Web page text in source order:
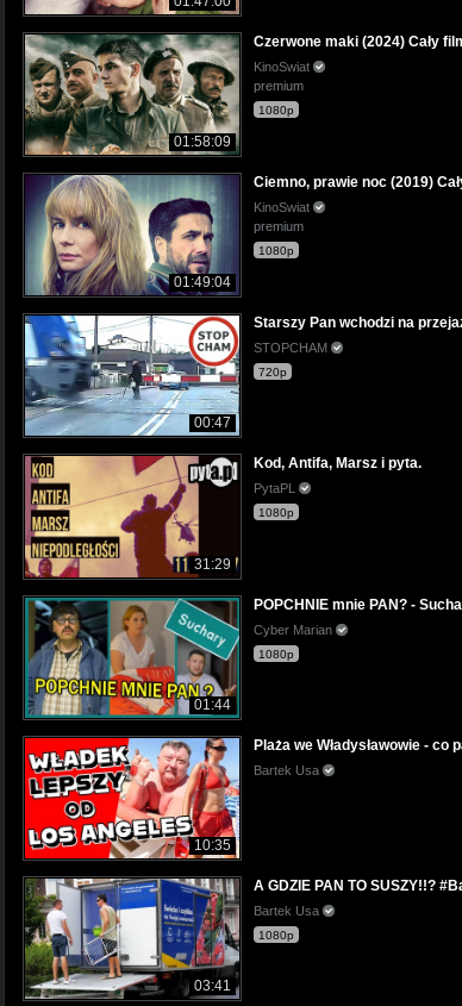
01:58:09
Czerwone maki (2024) Cały
KinoSwiat
premium
1080p
01:49:04
Ciemno, prawie noc (2019)
KinoSwiat
premium
1080p
00:47
Starszy Pan wchodzi na
STOPCHAM
720p
31:29
Kod, Antifa, Marsz i pyta.
PytaPL
1080p
01:44
POPCHNIE mnie PAN? -
Cyber Marian
1080p
10:35
Plaża we Władysławowie - co
Bartek Usa
03:41
A GDZIE PAN TO SUSZY!!?
Bartek Usa
1080p